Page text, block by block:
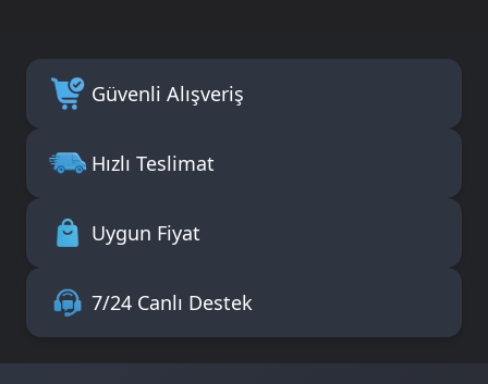
Güvenli Alışveriş
Hızlı Teslimat
Uygun Fiyat
7/24 Canlı Destek